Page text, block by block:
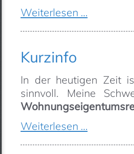
Weiterlesen …
Kurzinfo
In der heutigen Zeit
sinnvoll. Meine
Weiterlesen …